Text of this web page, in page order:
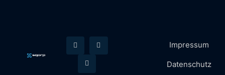
Impressum
Datenschutz